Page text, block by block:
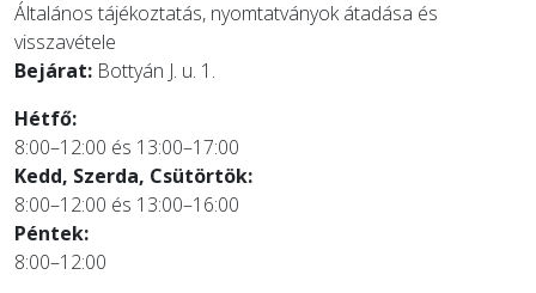
Általános tájékoztatás, nyomtatványok átadása és
visszavétele
Bejárat: Bottyán J. u. 1.
Hétfő:
8:00–12:00 és 13:00–17:00
Kedd, Szerda, Csütörtök:
8:00–12:00 és 13:00–16:00
Péntek:
8:00–12:00